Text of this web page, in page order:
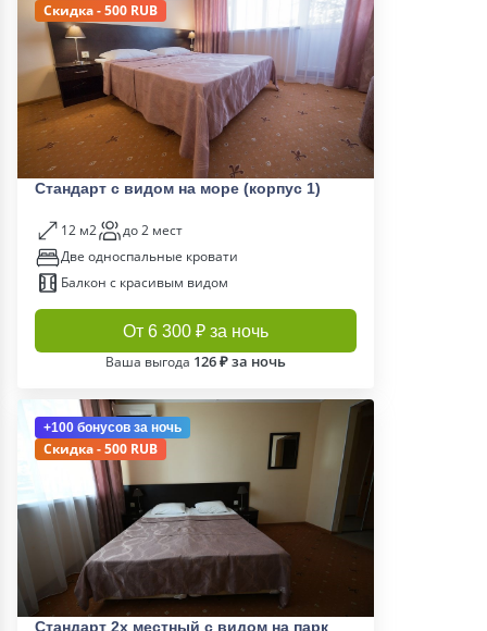
Скидка - 500 RUB
Стандарт с видом на море (корпус 1)
12 м2
до 2 мест
Две односпальные кровати
Балкон с красивым видом
От 6 300 ₽ за ночь
Ваша выгода 126 ₽ за ночь
+100 бонусов за ночь
Скидка - 500 RUB
Стандарт 2х местный с видом на парк